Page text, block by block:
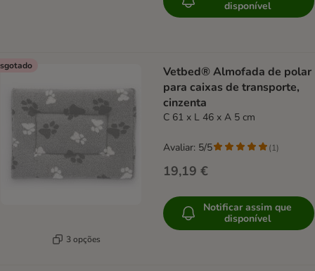
disponível
3 opções
Vetbed® Almofada de polar
para caixas de transporte,
cinzenta
C 61 x L 46 x A 5 cm
19,19 €
Avaliar: 5/5 (1)
Notificar assim que
disponível